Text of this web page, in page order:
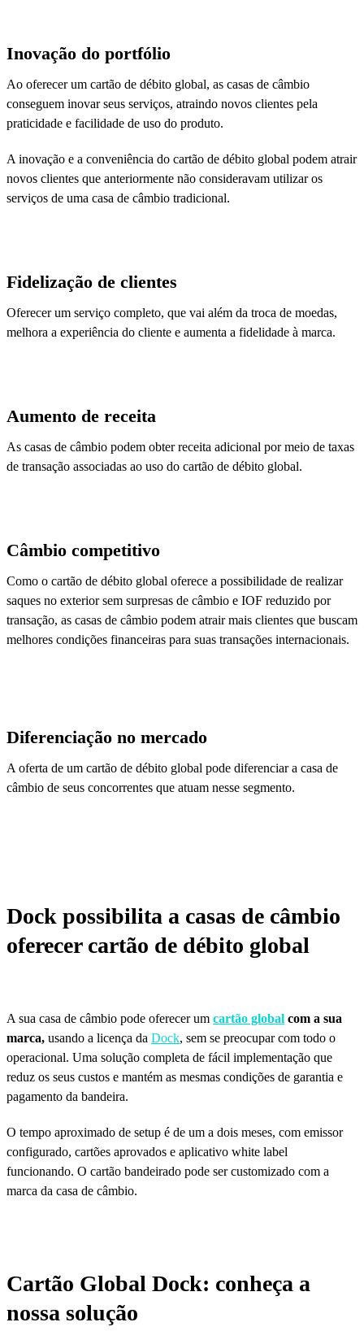
Inovação do portfólio
Ao oferecer um cartão de débito global, as casas de câmbio
conseguem inovar seus serviços, atraindo novos clientes pela
praticidade e facilidade de uso do produto.
A inovação e a conveniência do cartão de débito global podem atrair
novos clientes que anteriormente não consideravam utilizar os
serviços de uma casa de câmbio tradicional.
Fidelização de clientes
Oferecer um serviço completo, que vai além da troca de moedas,
melhora a experiência do cliente e aumenta a fidelidade à marca.
Aumento de receita
As casas de câmbio podem obter receita adicional por meio de taxas
de transação associadas ao uso do cartão de débito global.
Câmbio competitivo
Como o cartão de débito global oferece a possibilidade de realizar
saques no exterior sem surpresas de câmbio e IOF reduzido por
transação, as casas de câmbio podem atrair mais clientes que buscam
melhores condições financeiras para suas transações internacionais.
Diferenciação no mercado
A oferta de um cartão de débito global pode diferenciar a casa de
câmbio de seus concorrentes que atuam nesse segmento.
Dock possibilita a casas de câmbio
oferecer cartão de débito global
A sua casa de câmbio pode oferecer um cartão global com a sua
marca, usando a licença da Dock, sem se preocupar com todo o
operacional. Uma solução completa de fácil implementação que
reduz os seus custos e mantém as mesmas condições de garantia e
pagamento da bandeira.
O tempo aproximado de setup é de um a dois meses, com emissor
configurado, cartões aprovados e aplicativo white label
funcionando. O cartão bandeirado pode ser customizado com a
marca da casa de câmbio.
Cartão Global Dock: conheça a
nossa solução